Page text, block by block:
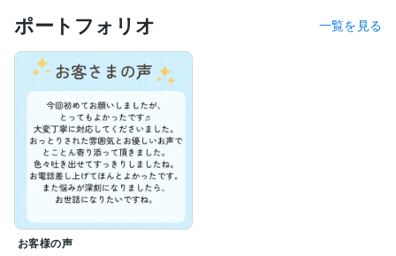
踏み出せるようなセッションをいたします。
ーーーーーーーーーーーマイラはこんな人ーーーーーー
ーーー
好きな食べ物　ラーメン！
乾杯はビール派　日本酒、ワインも大好きです
ひとり旅、サウナが好き
最近腸活やファスティングも始めました。
ーーーーーーーーーーーーーーーーーーーーーーーーー
電話受付は事前にメッセージをいただければ調整可能で
ポートフォリオ 一覧を見る
お客様の声